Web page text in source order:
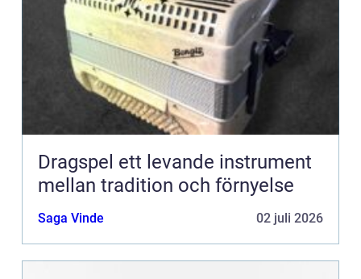
Dragspel ett levande instrument
mellan tradition och förnyelse
Saga Vinde 02 juli 2026